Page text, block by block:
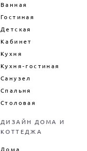
Ванная
Гостиная
Детская
Кабинет
Кухня
Кухня-гостиная
Санузел
Спальня
Столовая
ДИЗАЙН ДОМА И
КОТТЕДЖА
Дома